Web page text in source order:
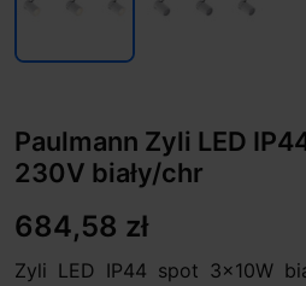
Paulmann Zyli LED
230V biały/chr
684,58 zł
Zyli LED IP44 spot 3x10W